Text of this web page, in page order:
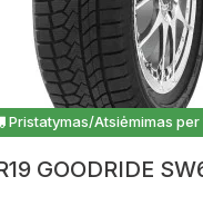
Pristatymas/Atsiėmimas per
GOODRIDE